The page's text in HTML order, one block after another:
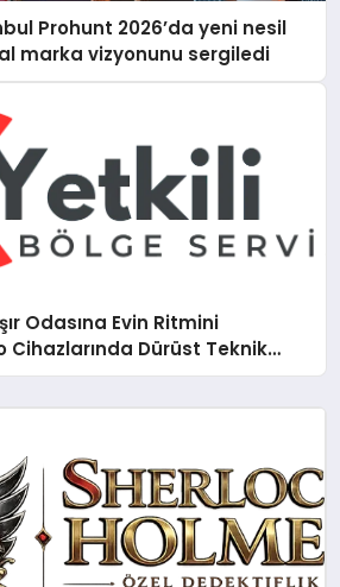
Prohunt 2026’da yeni nesil
marka vizyonunu sergiledi
Odasına Evin Ritmini
Cihazlarında Dürüst Teknik